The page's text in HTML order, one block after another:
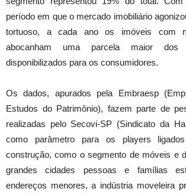
período em que o mercado imobiliário
tortuoso, a cada ano os imóveis com
abocanham uma parcela maior dos
disponibilizados para os consumidores.
Os dados, apurados pela Embraesp
Estudos do Patrimônio), fazem parte de
realizadas pelo Secovi-SP (Sindicato da
como parâmetro para os players
construção, como o segmento de móveis e
grandes cidades pessoas e famílias
endereços menores, a indústria moveleira